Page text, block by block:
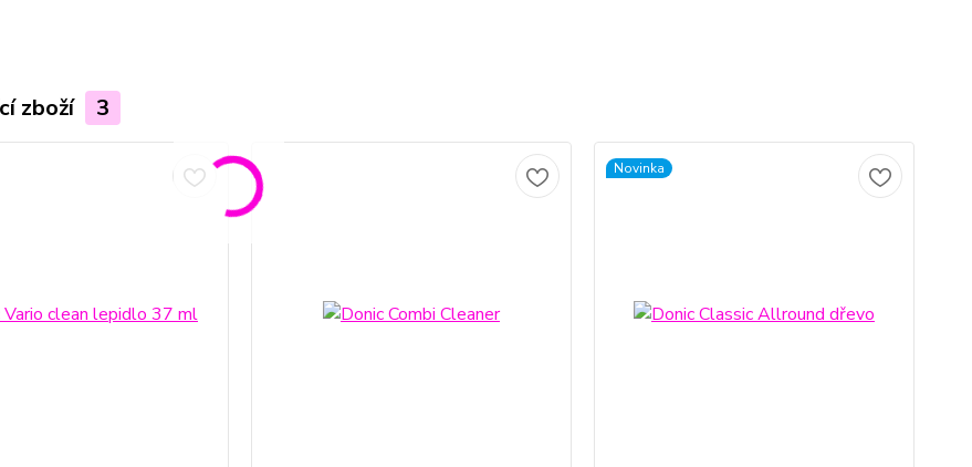
zboží 3
Novinka